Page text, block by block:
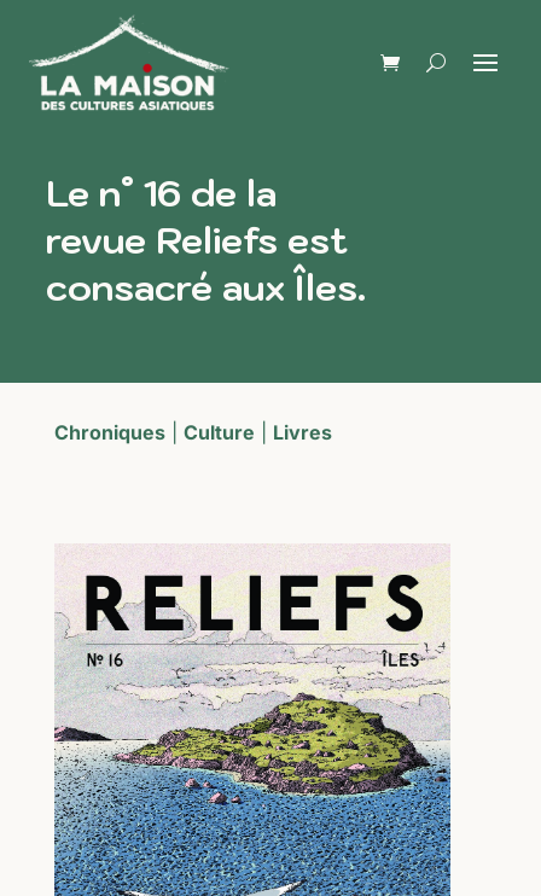
Le n° 16 de la
revue Reliefs est
consacré aux Îles.
Chroniques| Culture Livres